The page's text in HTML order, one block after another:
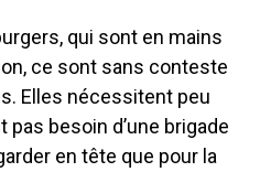
qui sont en mains
ce sont sans conteste
Elles nécessitent peu
pas besoin d’une brigade
en tête que pour la